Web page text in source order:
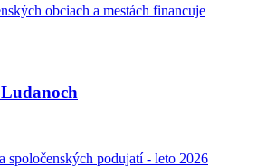
obciach a mestách financuje
spoločenských podujatí - leto 2026